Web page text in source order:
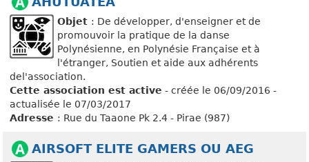
Objet : De développer, d'enseigner et de
promouvoir la pratique de la danse
Polynésienne, en Polynésie Française et à
l'étranger, Soutien et aide aux adhérents
del'association.
Cette association est active - créée le 06/09/2016 -
actualisée le 07/03/2017
Adresse : Rue du Taaone Pk 2.4 - Pirae (987)
AIRSOFT ELITE GAMERS OU AEG